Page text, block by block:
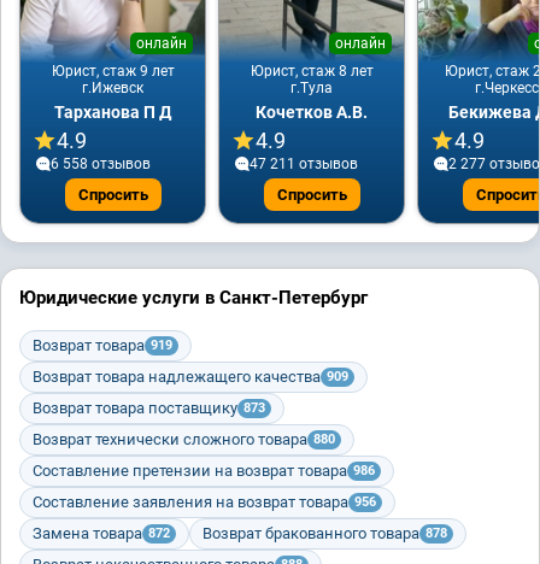
Юрист, стаж 9 лет
онлайн
г.Ижевск
Тарханова П Д
4.9
6 558 отзывов
Спросить
Юрист, стаж 8 лет
онлайн
г.Тула
Кочетков А.В.
4.9
47 211 отзывов
Спросить
Юрист, стаж
Бекижева
4.9
2 277
Юридические услуги в Санкт-Петербург
Возврат товара 919
Возврат товара надлежащего качества 909
Возврат товара поставщику 873
Возврат технически сложного товара 880
Составление претензии на возврат товара 986
Составление заявления на возврат товара 956
Замена товара 872 Возврат бракованного товара 878